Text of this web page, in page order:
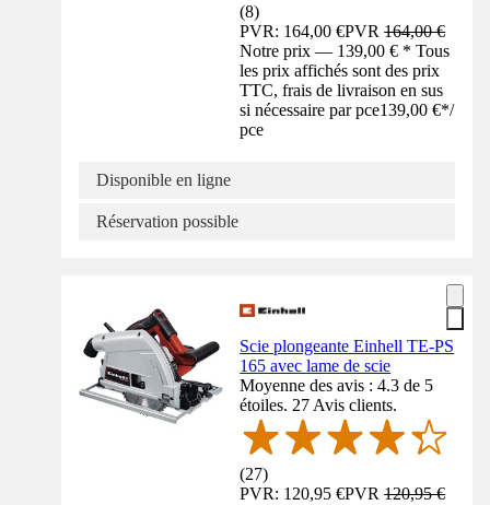
(8)
PVR: 164,00 €PVR164,00 €
Notre prix — 139,00 € * Tous
les prix affichés sont des prix
TTC, frais de livraison en sus
si nécessaire par pce139,00 €*/
pce
Disponible en ligne
Réservation possible
Scie plongeante Einhell TE-PS
165 avec lame de scie
Moyenne des avis : 4.3 de 5
étoiles. 27 Avis clients.
(27)
PVR: 120,95 €PVR120,95 €